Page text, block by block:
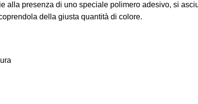
alla presenza di uno speciale polimero adesivo, si
della giusta quantità di colore.